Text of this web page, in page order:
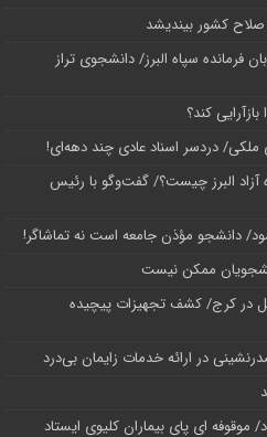
صلاح کشور بیندیشد
فرمانده سپاه البرز/ دانشجوی تراز
کند؟
ملکی/ دردسر اسناد عادی چند‌ دهه‌ای!
آزاد البرز چیست؟/ گفت‌وگو با رئیس
دانشجو مؤذن جامعه است نه تماشاگر!
ممکن نیست
در کرج/‌ کشف تجهیزات پیچیده
ای پای بیماران کلیوی ایستاد